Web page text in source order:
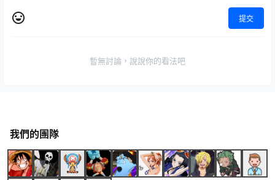
提交
暫無討論，說說你的看法吧
我們的團隊